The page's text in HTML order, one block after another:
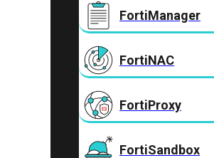
FortiManager
FortiNAC
FortiProxy
FortiSandbox